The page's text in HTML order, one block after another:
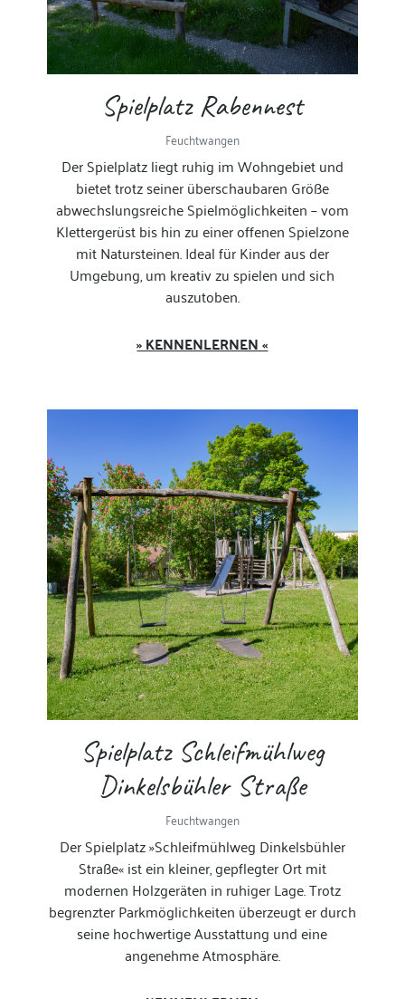
Spielplatz Rabennest
Feuchtwangen
Der Spielplatz liegt ruhig im Wohngebiet und
bietet trotz seiner überschaubaren Größe
abwechslungsreiche Spielmöglichkeiten – vom
Klettergerüst bis hin zu einer offenen Spielzone
mit Natursteinen.Ideal für Kinder aus der
Umgebung, um kreativ zu spielen und sich
auszutoben.
» KENNENLERNEN «
Spielplatz Schleifmühlweg
Dinkelsbühler Straße
Feuchtwangen
Der Spielplatz »Schleifmühlweg Dinkelsbühler
Straße« ist ein kleiner, gepflegter Ort mit
modernen Holzgeräten in ruhiger Lage. Trotz
begrenzter Parkmöglichkeiten überzeugt er durch
seine hochwertige Ausstattung und eine
angenehme Atmosphäre.